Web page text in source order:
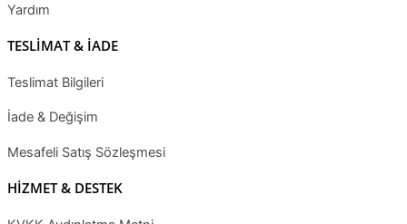
Yardım
TESLİMAT & İADE
Teslimat Bilgileri
İade & Değişim
Mesafeli Satış Sözleşmesi
HİZMET & DESTEK